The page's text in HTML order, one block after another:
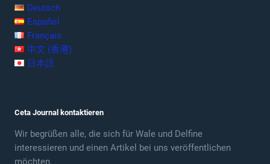
Deutsch
Español
Français
中文 (香港)
日本語
Ceta Journal kontaktieren
Wir begrüßen alle, die sich für Wale und Delfine
interessieren und einen Artikel bei uns veröffentlichen
möchten.